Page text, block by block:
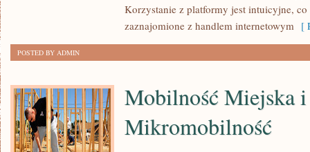
Korzystanie z platformy jest intuicyjne,
zaznajomione z handlem internetowym [
POSTED BY ADMIN
Mobilność Miejska i
Mikromobilność